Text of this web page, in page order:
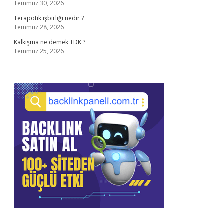
Temmuz 30, 2026
Terapötik işbirliği nedir ?
Temmuz 28, 2026
Kalkışma ne demek TDK ?
Temmuz 25, 2026